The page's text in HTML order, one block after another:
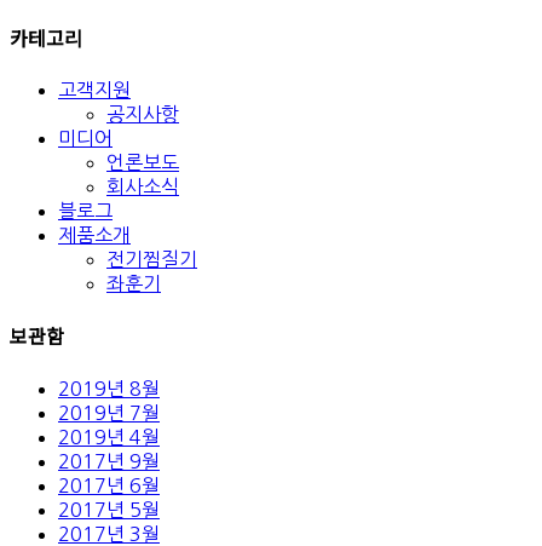
카테고리
고객지원
공지사항
미디어
언론보도
회사소식
블로그
제품소개
전기찜질기
좌훈기
보관함
2019년 8월
2019년 7월
2019년 4월
2017년 9월
2017년 6월
2017년 5월
2017년 3월